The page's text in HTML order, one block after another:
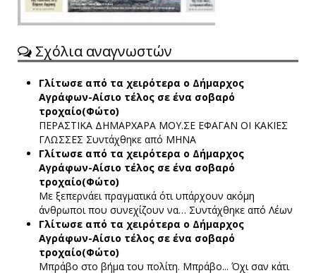
Σχόλια αναγνωστών
Γλίτωσε από τα χειρότερα ο Δήμαρχος
Αγράφων-Αίσιο τέλος σε ένα σοβαρό
τροχαίο(Φώτο)
ΠΕΡΑΣΤΙΚΑ ΔΗΜΑΡΧΑΡΑ ΜΟΥ.ΣΕ ΕΦΑΓΑΝ ΟΙ ΚΑΚΙΕΣ
ΓΛΩΣΣΕΣ Συντάχθηκε από ΜΗΝΑ
Γλίτωσε από τα χειρότερα ο Δήμαρχος
Αγράφων-Αίσιο τέλος σε ένα σοβαρό
τροχαίο(Φώτο)
Με ξεπερνάει πραγματικά ότι υπάρχουν ακόμη
άνθρωποι που συνεχίζουν να… Συντάχθηκε από Λέων
Γλίτωσε από τα χειρότερα ο Δήμαρχος
Αγράφων-Αίσιο τέλος σε ένα σοβαρό
τροχαίο(Φώτο)
Μπράβο στο βήμα του πολίτη. Μπράβο... Όχι σαν κάτι